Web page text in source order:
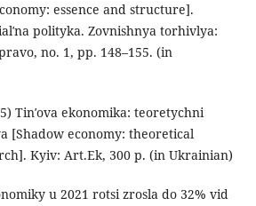
essence and structure].
polityka. Zovnishnya torhivlya:
no. 1, pp. 148–155. (in
Tinʹova ekonomika: teoretychni
[Shadow economy: theoretical
Kyiv: Art.Ek, 300 p. (in Ukrainian)
u 2021 rotsi zrosla do 32% vid